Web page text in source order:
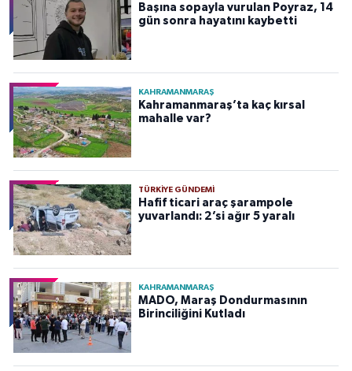
Başına sopayla vurulan Poyraz, 14
gün sonra hayatını kaybetti
KAHRAMANMARAŞ
Kahramanmaraş’ta kaç kırsal
mahalle var?
TÜRKIYE GÜNDEMI
Hafif ticari araç şarampole
yuvarlandı: 2’si ağır 5 yaralı
KAHRAMANMARAŞ
MADO, Maraş Dondurmasının
Birinciliğini Kutladı